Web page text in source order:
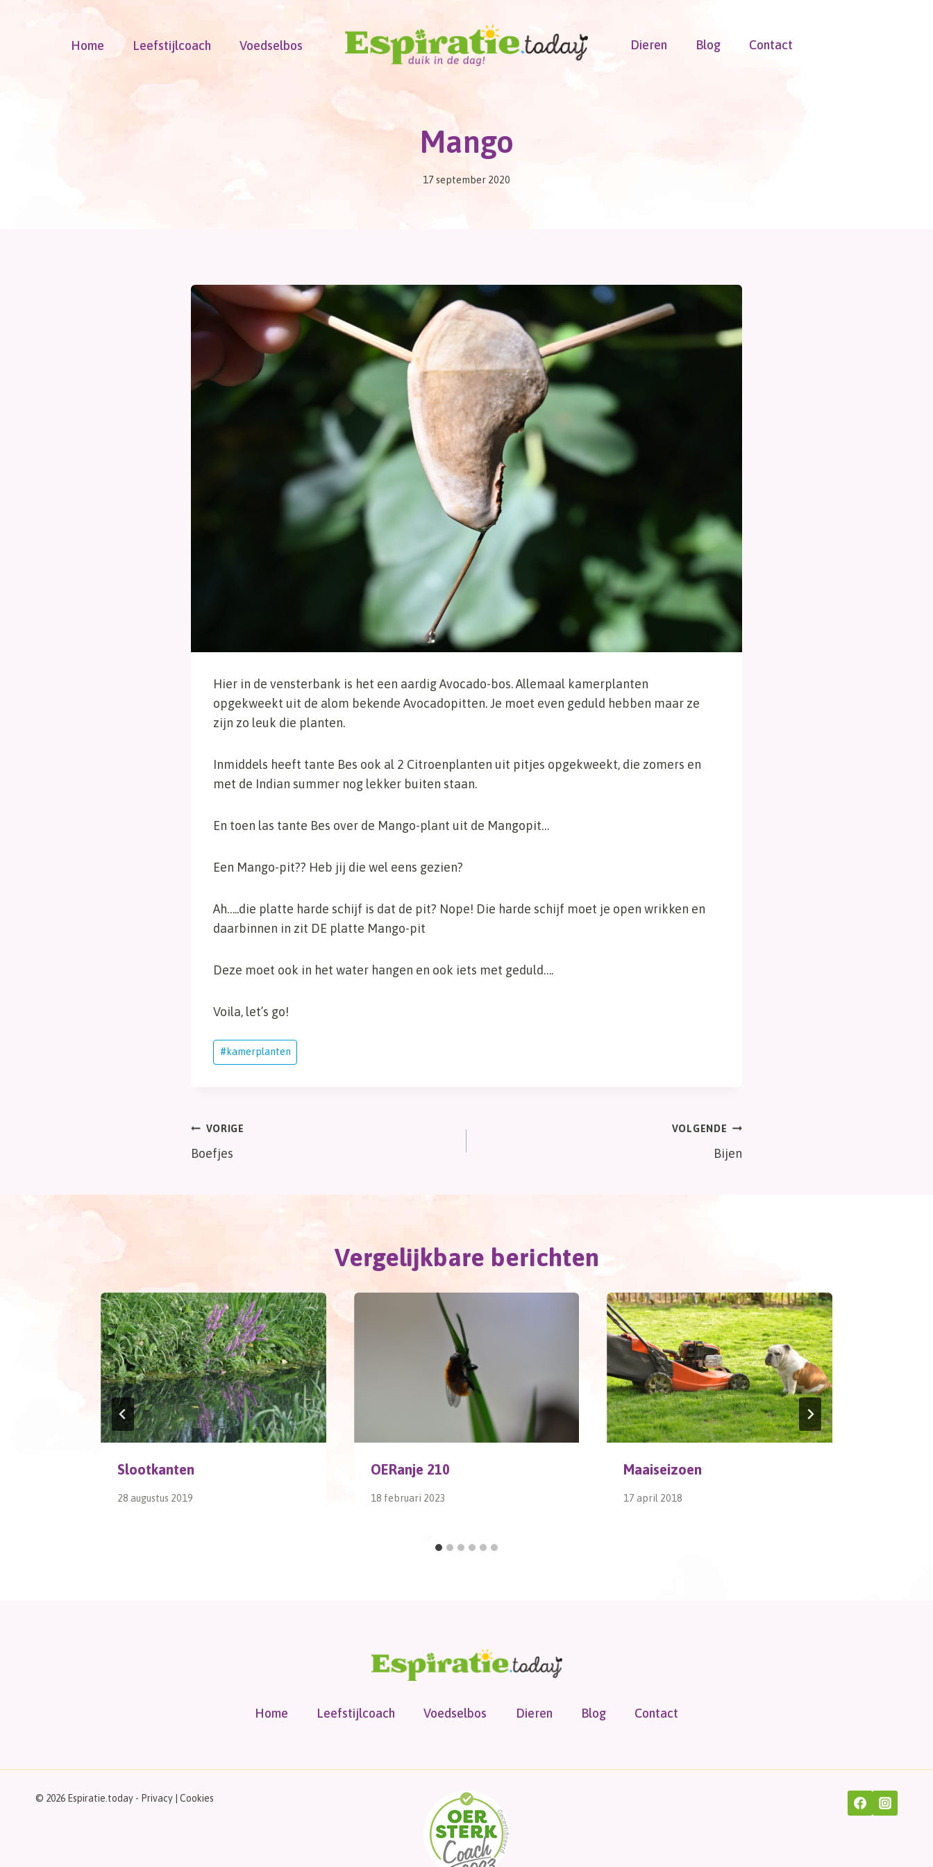
Home Leefstijlcoach Voedselbos Dieren Blog Contact
Mango
17 september 2020
Hier in de vensterbank is het een aardig Avocado-bos. Allemaal kamerplanten
opgekweekt uit de alom bekende Avocadopitten. Je moet even geduld hebben maar ze
zijn zo leuk die planten.
Inmiddels heeft tante Bes ook al 2 Citroenplanten uit pitjes opgekweekt, die zomers en
met de Indian summer nog lekker buiten staan.
En toen las tante Bes over de Mango-plant uit de Mangopit…
Een Mango-pit?? Heb jij die wel eens gezien?
Ah…..die platte harde schijf is dat de pit? Nope! Die harde schijf moet je open wrikken en
daarbinnen in zit DE platte Mango-pit
Deze moet ook in het water hangen en ook iets met geduld….
Voila, let’s go!
Bericht
tags:
# kamerplanten
Bericht
VORIGE
Boefjes
VOLGENDE
Bijen
Vergelijkbare berichten
Slootkanten
28 augustus 2019
OERanje 210
18 februari 2023
Maaiseizoen
17 april 2018
Home Leefstijlcoach Voedselbos Dieren Blog Contact
© 2026 Espiratie.today - Privacy Cookies